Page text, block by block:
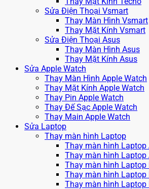
Sửa Điện Thoại Vsmart
Thay Màn Hình Vsmart
Thay Mặt Kính Vsmart
Sửa Điện Thoại Asus
Thay Màn Hình Asus
Thay Mặt Kính Asus
Sửa Apple Watch
Thay Màn Hình Apple Watch
Thay Mặt Kính Apple Watch
Thay Pin Apple Watch
Thay Đế Sạc Apple Watch
Thay Main Apple Watch
Sửa Laptop
Thay màn hình Laptop
Thay màn hình Laptop
Thay màn hình Laptop
Thay màn hình Laptop
Thay màn hình Laptop
Thay màn hình Laptop